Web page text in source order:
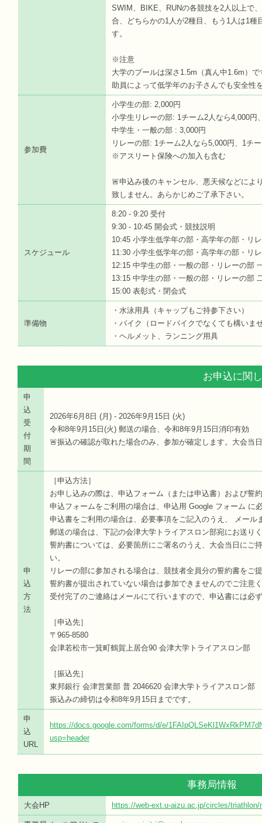
SWIM、BIKE、RUNの各競技を2人以上で
合、どちらかの1人が2種目、もう1人は1
す。
※注意
大学のプールは深さ1.5m（真ん中1.6m）
助員によって低学年のお子さんでも安全性
参加費
小学生の部: 2,000円
小学生リレーの部: 1チーム2人なら4,000円
中学生・一般の部 : 3,000円
リレーの部: 1チーム2人なら5,000円、1チ
※アスリート保険への加入も含む
🚨申込み後のキャンセル、悪天候などによ
致しません。あらかじめご了承下さい。
スケジュール
8:20 - 9:20 受付
9:30 - 10:45 開会式・競技説明
10:45 小学生低学年の部・高学年の部・リ
11:30 小学生低学年の部・高学年の部・リ
12:15 中学生の部・一般の部・リレーの部
13:15 中学生の部・一般の部・リレーの部
15:00 表彰式・閉会式
準備物
・水泳用具（キャップもご持参下さい）
・バイク（ロードバイクでなくても構いま
・ヘルメット、ランニング用具
お申込に関
申
込
受
付
期
間
2026年6月8日 (月 ) - 2026年9月15日 (火)
令和8年9月15日(火) 郵送の場合、令和8年9月15日消印有効
🚨振込の確認が取れた場合のみ、参加が確定します。大会当
申
込
方
法
［申込方法］
お申し込みの際は、申込フォーム（または申込書）および誓
申込フォームをご利用の場合は、申込用 Google フォーム に
申込書をご利用の場合は、必要事項をご記入のうえ、 メール
郵送の場合は、下記の会津大学トライアスロン部宛にお送り
誓約書については、必要箇所にご署名のうえ、大会当日にご
い。
リレーの部に参加される場合は、競技者全員分の誓約書をご
誓約書が提出されていない場合は参加できませんのでご注意
受付完了のご連絡はメールにて行いますので、申込書には必
［申込先］
〒965-8580
会津若松市一箕町鶴賀上居合90 会津大学トライアスロン部
［振込先］
東邦銀行 会津営業部 普 2046620 会津大学トライアスロン部
振込みの締切は令和8年9月15日までです。
申
込
URL
https://docs.google.com/forms/d/e/
usp=header
事務局情報
大会HP https://web-ext.u-aizu.ac.jp/circles/